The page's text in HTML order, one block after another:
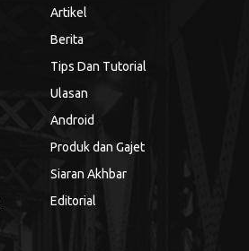
Artikel
Berita
Tips Dan Tutorial
Ulasan
Android
Produk dan Gajet
Siaran Akhbar
Editorial